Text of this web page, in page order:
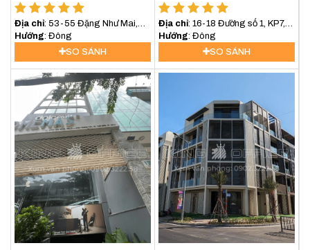
Địa chỉ: 53-55 Đặng Như Mai,
Phường Thạnh Mỹ Lợi, Quận 2
TP. Thủ Đức
Hướng : Đông
SO SÁNH
Địa chỉ: 16-18 Đường số 1, KP7,
Phường An Khánh, Quận 2
Hướng : Đông
SO SÁNH